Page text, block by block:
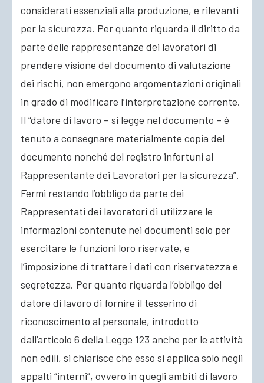
considerati essenziali alla produzione, e rilevanti
per la sicurezza. Per quanto riguarda il diritto da
parte delle rappresentanze dei lavoratori di
prendere visione del documento di valutazione
dei rischi, non emergono argomentazioni originali
in grado di modificare l’interpretazione corrente.
Il “datore di lavoro – si legge nel documento – è
tenuto a consegnare materialmente copia del
documento nonché del registro infortuni al
Rappresentante dei Lavoratori per la sicurezza”.
Fermi restando l’obbligo da parte dei
Rappresentati dei lavoratori di utilizzare le
informazioni contenute nei documenti solo per
esercitare le funzioni loro riservate, e
l’imposizione di trattare i dati con riservatezza e
segretezza. Per quanto riguarda l’obbligo del
datore di lavoro di fornire il tesserino di
riconoscimento al personale, introdotto
dall’articolo 6 della Legge 123 anche per le attività
non edili, si chiarisce che esso si applica solo negli
appalti “interni”, ovvero in quegli ambiti di lavoro